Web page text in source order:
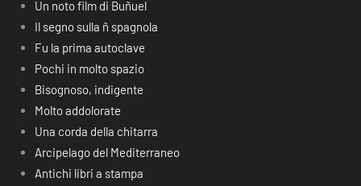
Un noto film di Buñuel
Il segno sulla ñ spagnola
Fu la prima autoclave
Pochi in molto spazio
Bisognoso, indigente
Molto addolorate
Una corda della chitarra
Arcipelago del Mediterraneo
Antichi libri a stampa